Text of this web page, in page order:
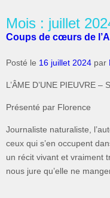
Mois : juillet
Coups de cœurs de
Posté le 16 juillet 2024 par
L’ÂME D’UNE PIEUVRE –
Présenté par Florence
Journaliste naturaliste,
ceux qui s’en occupent
un récit vivant et vraiment
nous jure qu’elle ne